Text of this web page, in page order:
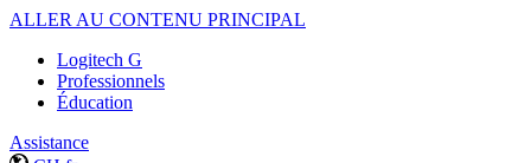
ALLER AU CONTENU PRINCIPAL
Logitech G
Professionnels
Éducation
Assistance